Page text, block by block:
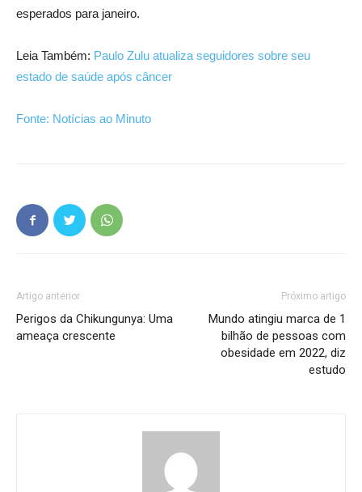
esperados para janeiro.
Leia Também: Paulo Zulu atualiza seguidores sobre seu
estado de saúde após câncer
Fonte: Notícias ao Minuto
Artigo anterior
Perigos da Chikungunya: Uma
ameaça crescente
Próximo artigo
Mundo atingiu marca de 1
bilhão de pessoas com
obesidade em 2022, diz
estudo